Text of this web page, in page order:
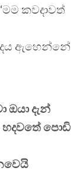
කවදාවත්
ඇහෙන්නේ
දැන්
හදවතේ පොඩි